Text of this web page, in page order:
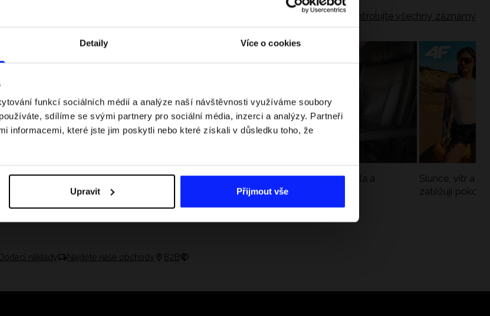
Detaily Více o cookies
funkcí sociálních médií a analýze naší návštěvnosti využíváme soubory
sdílíme se svými partnery pro sociální média, inzerci a analýzy. Partneři
informacemi, které jste jim poskytli nebo které získali v důsledku toho, že
Upravit Přijmout vše
Zkontrolujte všechny záznamy
váhové
Formule 1 v kraťasech: pravidla, časy
závodů, rekordy a nejlepší jezdci F1
Jak si sbalit batoh do letadla a
nepřekročit limity?
Slunce, vítr a
zatěžují
Dodací náklady Najděte naše obchody B2B